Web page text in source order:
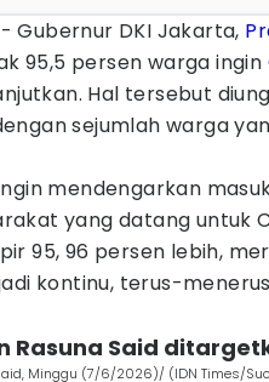
- Gubernur DKI Jakarta,
95,5 persen warga ingin
Hal tersebut
sejumlah warga
mendengarkan
yang datang untuk
95, 96 persen lebih,
kontinu, terus-
Rasuna Said
Minggu (7/6/2026)/ (IDN Times/